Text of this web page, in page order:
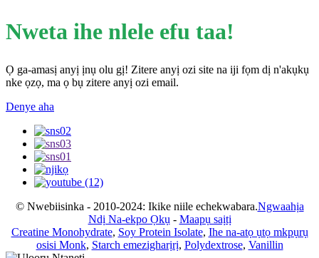
Nweta ihe nlele efu taa!
Ọ ga-amasị anyị ịnụ olu gị! Zitere anyị ozi site na iji fọm dị n'akụkụ
nke ọzọ, ma ọ bụ zitere anyị ozi email.
Denye aha
© Nwebiisinka - 2010-2024: Ikike niile echekwabara.Ngwaahịa
Ndị Na-ekpo Ọkụ- Maapụ saịtị
Creatine Monohydrate, Soy Protein Isolate, Ihe na-atọ ụtọ mkpụrụ
osisi Monk, Starch emezigharịrị, Polydextrose, Vanillin